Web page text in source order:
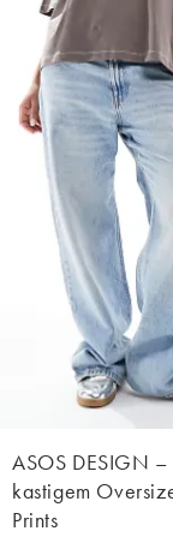
ASOS DESIGN
kastigem
Prints